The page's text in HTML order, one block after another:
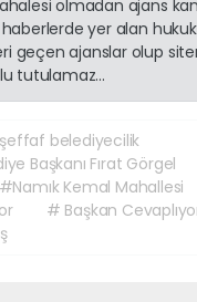
olmadan ajans
yer alan
geçen ajanslar olup
tutulamaz...
belediyecilik
Başkanı Fırat Görgel
#Namık Kemal Mahallesi
# Başkan